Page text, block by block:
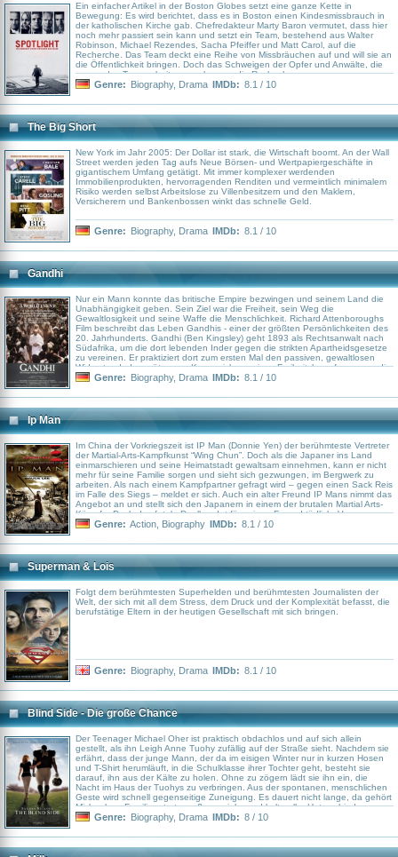
Ein einfacher Artikel in der Boston Globes setzt eine ganze Kette in
Bewegung: Es wird berichtet, dass es in Boston einen Kindesmissbrauch in
der katholischen Kirche gab. Chefredakteur Marty Baron vermutet, dass hier
noch mehr passiert sein kann und setzt ein Team, bestehend aus Walter
Robinson, Michael Rezendes, Sacha Pfeiffer und Matt Carol, auf die
Recherche. Das Team deckt eine Reihe von Missbräuchen auf und will sie an
die Öffentlichkeit bringen. Doch das Schweigen der Opfer und Anwälte, die
gegen das Team arbeiten, erschweren die Recheche...
Genre: Biography, Drama IMDb: 8.1 / 10
The Big Short
New York im Jahr 2005: Der Dollar ist stark, die Wirtschaft boomt. An der Wall
Street werden jeden Tag aufs Neue Börsen- und Wertpapiergeschäfte in
gigantischem Umfang getätigt. Mit immer komplexer werdenden
Immobilienprodukten, hervorragenden Renditen und vermeintlich minimalem
Risiko werden selbst Arbeitslose zu Villenbesitzern und den Maklern,
Versicherern und Bankenbossen winkt das schnelle Geld.
Genre: Biography, Drama IMDb: 8.1 / 10
Gandhi
Nur ein Mann konnte das britische Empire bezwingen und seinem Land die
Unabhängigkeit geben. Sein Ziel war die Freiheit, sein Weg die
Gewaltlosigkeit und seine Waffe die Menschlichkeit. Richard Attenboroughs
Film beschreibt das Leben Gandhis - einer der größten Persönlichkeiten des
20. Jahrhunderts. Gandhi (Ben Kingsley) geht 1893 als Rechtsanwalt nach
Südafrika, um die dort lebenden Inder gegen die strikten Apartheidsgesetze
zu vereinen. Er praktiziert dort zum ersten Mal den passiven, gewaltlosen
Widerstand, der später zum Kennzeichen seines Freiheitskampfes gegen die
Briten wird. Ab 1915 lebt er dann wieder in Indien und verfolgt nur ein Ziel:
Jahre vergehen, bis sein Traum wahr wird und Indien 1947 die
Unabhängigkeit erhält.
Genre: Biography, Drama IMDb: 8.1 / 10
Ip Man
Im China der Vorkriegszeit ist IP Man (Donnie Yen) der berühmteste Vertreter
der Martial-Arts-Kampfkunst “Wing Chun”. Doch als die Japaner ins Land
einmarschieren und seine Heimatstadt gewaltsam einnehmen, kann er nicht
mehr für seine Familie sorgen und sieht sich gezwungen, im Bergwerk zu
arbeiten. Als nach einem Kampfpartner gefragt wird – gegen einen Sack Reis
im Falle des Siegs – meldet er sich. Auch ein alter Freund IP Mans nimmt das
Angebot an und stellt sich den Japanern in einem der brutalen Martial Arts-
Kämpfe. Doch das fatale Duell endet für seinen Freund tödlich. Von
Gerechtigkeit beflügelt versucht IP Man nun, den japanischen Soldaten auf
entscheidenden Duell zwischen ihm und General Miura.
Genre: Action Biography IMDb: 8.1 / 10
Superman & Lois
Folgt dem berühmtesten Superhelden und berühmtesten Journalisten der
Welt, der sich mit all dem Stress, dem Druck und der Komplexität befasst, die
berufstätige Eltern in der heutigen Gesellschaft mit sich bringen.
Genre: Biography, Drama IMDb: 8.1 / 10
Blind Side - Die große Chance
Der Teenager Michael Oher ist praktisch obdachlos und auf sich allein
gestellt, als ihn Leigh Anne Tuohy zufällig auf der Straße sieht. Nachdem sie
erfährt, dass der junge Mann, der da im eisigen Winter nur in kurzen Hosen
und T-Shirt herumläuft, in die Schulklasse ihrer Tochter geht, besteht sie
darauf, ihn aus der Kälte zu holen. Ohne zu zögern lädt sie ihn ein, die
Nacht im Haus der Tuohys zu verbringen. Aus der spontanen, menschlichen
Geste wird schnell gegenseitige Zuneigung. Es dauert nicht lange, da gehört
Michael zur Familie – trotz großer sozialer und kultureller Unterschiede.
Anfangs fällt es dem Teenager sehr schwer, sich in seiner neuen Umgebung
erdenkliche Weise, sein eigenes Potential zu erkennen und auszuschöpfen.
Die Tuohys wiederum gelangen durch Michaels sanfte, liebenswerte Art zu
Genre: Biography, Drama IMDb: 8 / 10